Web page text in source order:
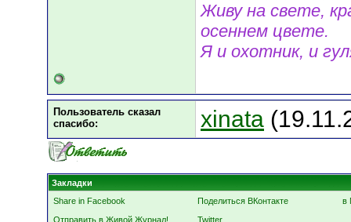
Живу на свете,
осеннем цвете.
Я и охотник, и
Пользователь сказал
cпасибо:
xinata
Закладки
Share in Facebook
Поделиться ВКонтакте
в
Отправить в Живой Журнал!
Twitter